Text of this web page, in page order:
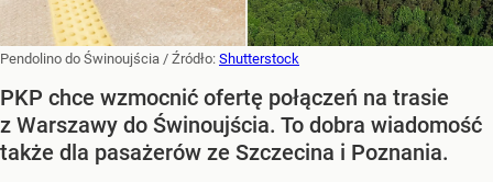
Pendolino do Świnoujścia / Źródło: Shutterstock
PKP chce wzmocnić ofertę połączeń na trasie
z Warszawy do Świnoujścia. To dobra wiadomość
także dla pasażerów ze Szczecina i Poznania.